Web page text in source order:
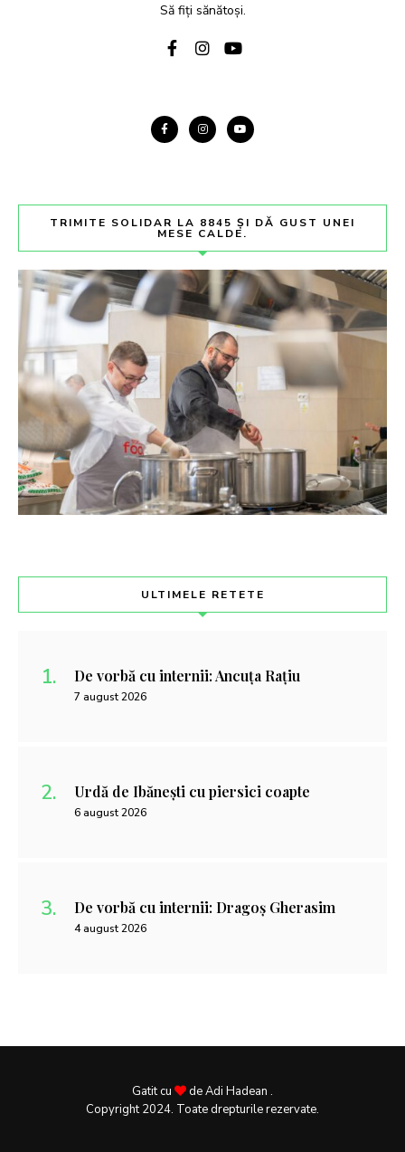
Să fiți sănătoși.
TRIMITE SOLIDAR LA 8845 ȘI DĂ GUST UNEI
MESE CALDE.
ULTIMELE RETETE
De vorbă cu internii: Ancuța Rațiu
7 august 2026
Urdă de Ibănești cu piersici coapte
6 august 2026
De vorbă cu internii: Dragoș Gherasim
4 august 2026
Gatit cu
de Adi Hadean .
Copyright 2024. Toate drepturile rezervate.